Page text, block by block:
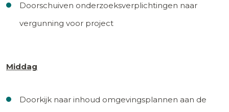
Doorschuiven onderzoeksverplichtingen naar
vergunning voor project
Middag
Doorkijk naar inhoud omgevingsplannen aan de